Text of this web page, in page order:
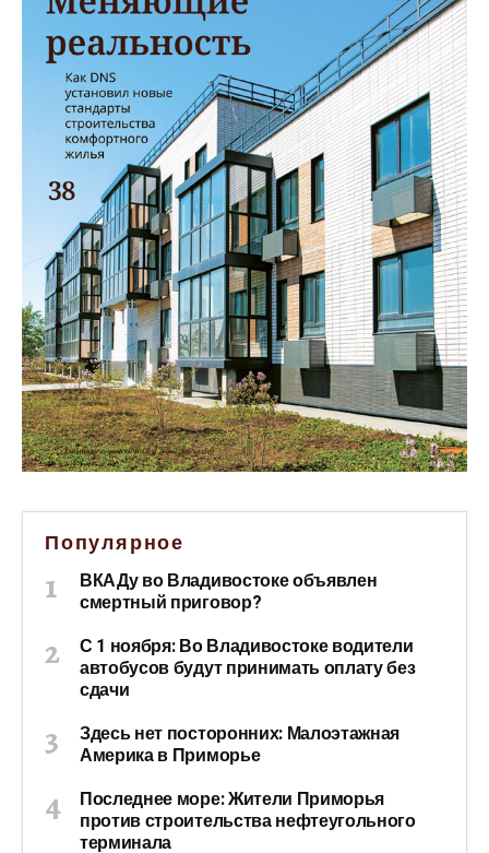
Популярное
ВКАДу во Владивостоке объявлен
смертный приговор?
С 1 ноября: Во Владивостоке водители
автобусов будут принимать оплату без
сдачи
Здесь нет посторонних: Малоэтажная
Америка в Приморье
Последнее море: Жители Приморья
против строительства нефтеугольного
терминала